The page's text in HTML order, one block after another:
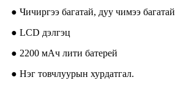
● Чичиргээ багатай, дуу чимээ багатай
● LCD дэлгэц
● 2200 мАч лити батерей
● Нэг товчлуурын хурдатгал.